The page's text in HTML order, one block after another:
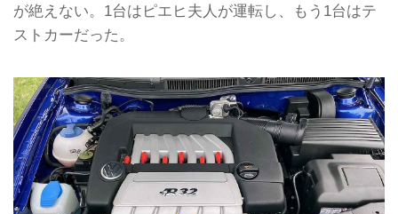
が絶えない。1台はピエヒ夫人が運転し、もう1台はテ
ストカーだった。